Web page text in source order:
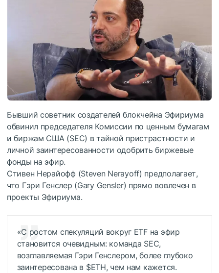
Бывший советник создателей блокчейна Эфириума
обвинил председателя Комиссии по ценным бумагам
и биржам США (SEC) в тайной пристрастности и
личной заинтересованности одобрить биржевые
фонды на эфир.
Стивен Нерайофф (Steven Nerayoff) предполагает,
что Гэри Генслер (Gary Gensler) прямо вовлечен в
проекты Эфириума.
«С ростом спекуляций вокруг ETF на эфир
становится очевидным: команда SEC,
возглавляемая Гэри Генслером, более глубоко
заинтересована в $ETH, чем нам кажется.